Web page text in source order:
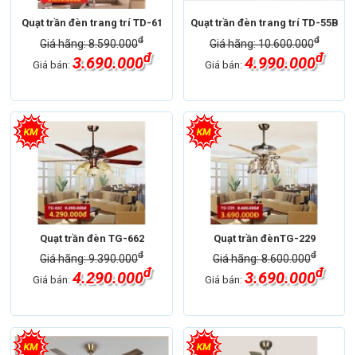
Quạt trần đèn trang trí TD-61
Giá hãng: 8.590.000đ
Giá bán: 3.690.000đ
Quạt trần đèn trang trí TD-55B
Giá hãng: 10.600.000đ
Giá bán:4.990.000đ
Quạt trần đèn TG-662
Giá hãng: 9.390.000đ
Giá bán: 4.290.000đ
Quạt trần đènTG-229
Giá hãng: 8.600.000đ
Giá bán:3.690.000đ